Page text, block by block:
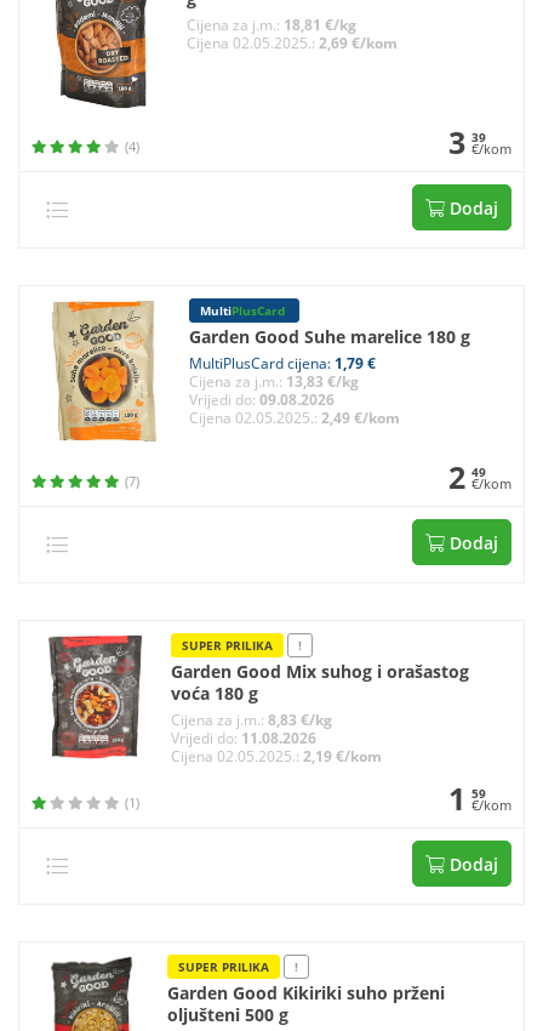
Cijena za j.m.: 18,81 €/kg
Cijena 02.05.2025.:2,69 €/kom
(4) 3 39
€/kom
Dodaj
MultiPlusCard
Garden Good Suhe marelice 180 g
MultiPlusCard cijena: 1,79 €
Cijena za j.m.: 13,83 €/kg
Vrijedi do: 09.08.2026
Cijena 02.05.2025.: 2,49 €/kom
(7) 2 49
€/kom
Dodaj
SUPER PRILIKA !
Garden Good Mix suhog i orašastog
voća 180 g
Cijena za j.m.: 8,83 €/kg
Vrijedi do: 11.08.2026
Cijena 02.05.2025.: 2,19 €/kom
(1) 1 59
€/kom
Dodaj
SUPER PRILIKA !
Garden Good Kikiriki suho prženi
oljušteni 500 g